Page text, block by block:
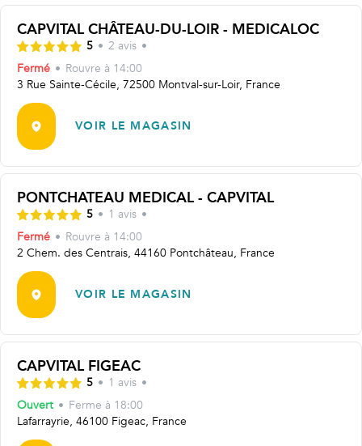
CAPVITAL CHÂTEAU-DU-LOIR - MEDICALOC
5 • 2 avis •
Fermé • Rouvre à 14:00
3 Rue Sainte-Cécile, 72500 Montval-sur-Loir, France
VOIR LE MAGASIN
PONTCHATEAU MEDICAL - CAPVITAL
5 • 1 avis •
Fermé • Rouvre à 14:00
2 Chem. des Centrais, 44160 Pontchâteau, France
VOIR LE MAGASIN
CAPVITAL FIGEAC
5 • 1 avis •
Ouvert • Ferme à 18:00
Lafarrayrie, 46100 Figeac, France